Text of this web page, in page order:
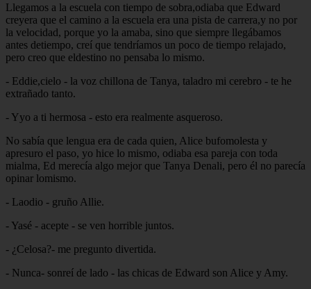
Llegamos a la escuela con tiempo de sobra,odiaba que Edward
creyera que el camino a la escuela era una pista de carrera,y no por
la velocidad, porque yo la amaba, sino que siempre llegábamos
antes detiempo, creí que tendríamos un poco de tiempo relajado,
pero creo que eldestino no pensaba lo mismo.
- Eddie,cielo - la voz chillona de Tanya, taladro mi cerebro - te he
extrañado tanto.
- Yyo a ti hermosa - esto era realmente asqueroso.
No sabía que lengua era de cada quien, Alice bufomolesta y
apresuro el paso, yo hice lo mismo, odiaba esa pareja con toda
mialma, Ed merecía algo mejor que Tanya Denali, pero él no parecía
opinar lomismo.
- Laodio - gruño Allie.
- Yasé - acepte - se ven horrible juntos.
- ¿Celosa?- me pregunto divertida.
- Nunca- sonreí de lado - las chicas de Edward son Alice y Amy.